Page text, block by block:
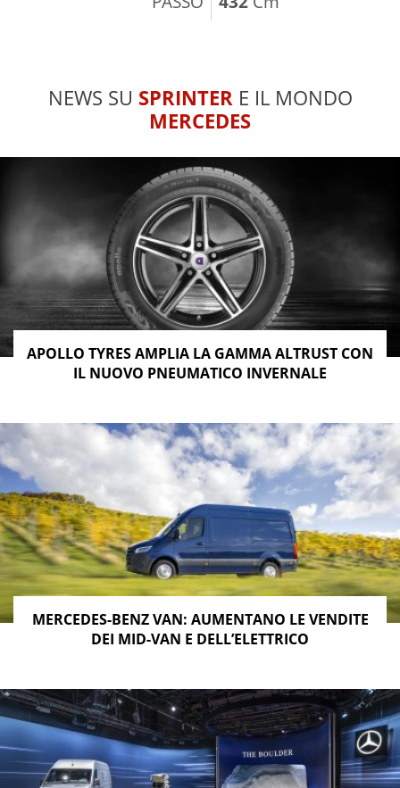
NEWS SU SPRINTER E IL MONDO
MERCEDES
APOLLO TYRES AMPLIA LA GAMMA ALTRUST CON
IL NUOVO PNEUMATICO INVERNALE
MERCEDES-BENZ VAN: AUMENTANO LE VENDITE
DEI MID-VAN E DELL’ELETTRICO